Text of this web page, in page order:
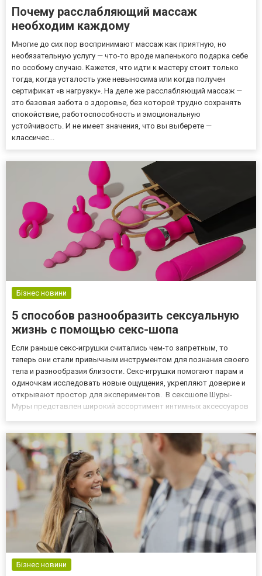
Почему расслабляющий массаж
необходим каждому
Многие до сих пор воспринимают массаж как приятную, но
необязательную услугу — что-то вроде маленького подарка себе
по особому случаю. Кажется, что идти к мастеру стоит только
тогда, когда усталость уже невыносима или когда получен
сертификат «в нагрузку». На деле же расслабляющий массаж —
это базовая забота о здоровье, без которой трудно сохранять
спокойствие, работоспособность и эмоциональную
устойчивость. И не имеет значения, что вы выберете —
классичес...
Бізнес новини
5 способов разнообразить сексуальную
жизнь с помощью секс-шопа
Если раньше секс-игрушки считались чем-то запретным, то
теперь они стали привычным инструментом для познания своего
тела и разнообразия близости. Секс-игрушки помогают парам и
одиночкам исследовать новые ощущения, укрепляют доверие и
открывают простор для экспериментов. В сексшопе Шуры-
Муры представлен широкий ассортимент интимных аксессуаров
Бізнес новини